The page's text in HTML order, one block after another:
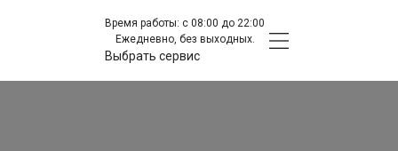
Время работы: с 08:00 до 22:00
Ежедневно, без выходных.
Выбрать сервис